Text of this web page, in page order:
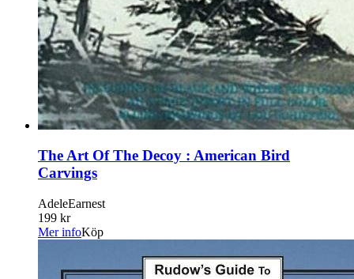
The Art Of The Decoy : American Bird
Carvings
AdeleEarnest
199 kr
Mer infoKöp